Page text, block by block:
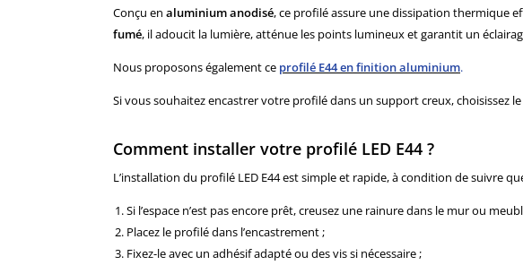
Conçu en aluminium anodisé, ce profilé assure une dissipation thermique
fumé, il adoucit la lumière, atténue les points lumineux et garantit un
Nous proposons également ce profilé E44 en finitionaluminium.
Si vous souhaitez encastrer votre profilé dans un support creux, choisissez le
Comment installer votre profilé LED E44 ?
L’installation du profilé LED E44 est simple et rapide, à condition de suivre
Si l’espace n’est pas encore prêt, creusez une rainure dans le mur ou
Placez le profilé dans l’encastrement ;
Fixez-le avec un adhésif adapté ou des vis si nécessaire ;